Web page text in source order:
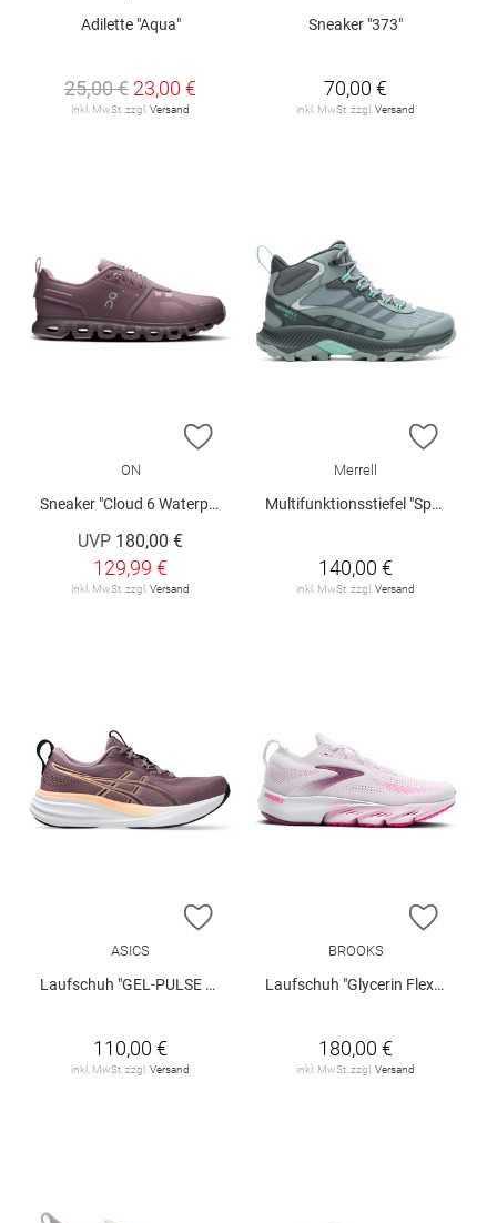
Adilette "Aqua"
25,00 € 23,00 €
inkl. MwSt. zzgl. Versand
Sneaker "373"
70,00 €
inkl. MwSt. zzgl. Versand
ZUR WUNSCHLISTE HINZUFÜGEN
ON
Sneaker "Cloud 6 Waterproof W"
UVP 180,00 €
129,99 €
inkl. MwSt. zzgl.Versand
ZUR
Merrell
Multifunktionsstiefel "Speed Strike 2 Mid GTX W"
140,00 €
inkl. MwSt. zzgl.Versand
ZUR WUNSCHLISTE HINZUFÜGEN
ASICS
Laufschuh "GEL-PULSE 17"
110,00 €
inkl. MwSt. zzgl.Versand
ZUR
BROOKS
Laufschuh "Glycerin Flex W"
180,00 €
inkl. MwSt. zzgl.Versand